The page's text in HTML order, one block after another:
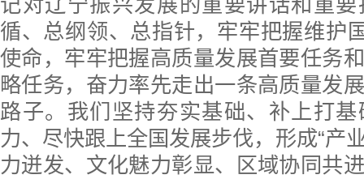
记对辽宁振兴发展的重要讲话和重
循、总纲领、总指针，牢牢把握维护
使命，牢牢把握高质量发展首要任务
略任务，奋力率先走出一条高质量发
路子。我们坚持夯实基础、补上打
力、尽快跟上全国发展步伐，形成“产
力迸发、文化魅力彰显、区域协同共